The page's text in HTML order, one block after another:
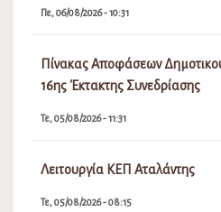
Πε, 06/08/2026 - 10:31
Πίνακας Αποφάσεων
16ης Έκτακτης Συνεδρίασης
Τε, 05/08/2026 - 11:31
Λειτουργία ΚΕΠ Αταλάντης
Τε, 05/08/2026 - 08:15